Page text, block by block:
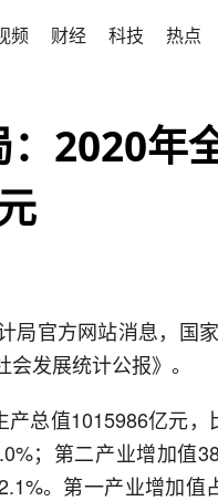
频 财经 科技 热点
：2020年
局官方网站消息，国
发展统计公报》。
总值1015986亿元
；第二产业增加值
。第一产业增加